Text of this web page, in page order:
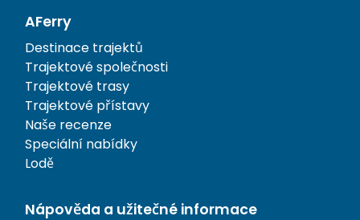
AFerry
Destinace trajektů
Trajektové společnosti
Trajektové trasy
Trajektové přístavy
Naše recenze
Speciální nabídky
Lodě
Nápověda a užitečné informace